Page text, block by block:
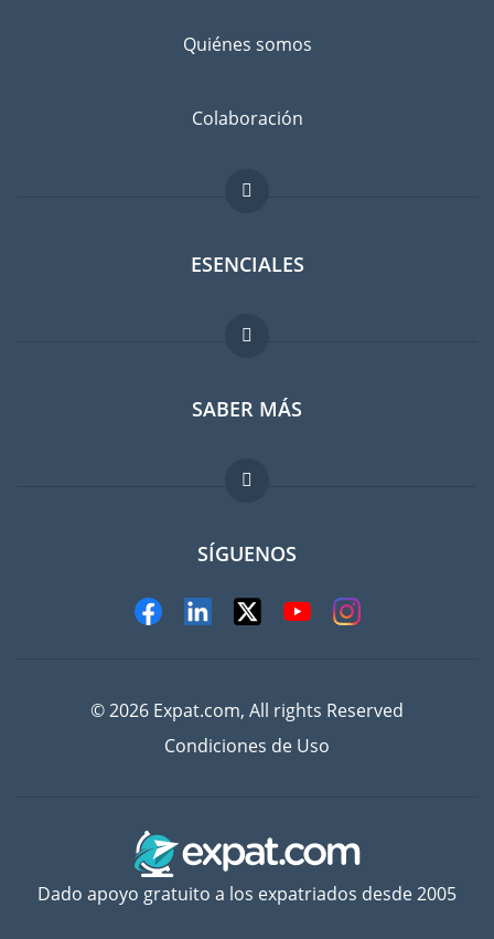
bien: ¿No sería más barato comprar cosas en Toulouse en
Evitar el riesgo de daños
Quiénes somos
Colaboración
ESENCIALES
Foro para expatriados
Guia para expatriados
Trabajos en el extranjero
SABER MÁS
FAQ
SÍGUENOS
© 2026 Expat.com, All rights Reserved
Condiciones de Uso
Dado apoyo gratuito a los expatriados desde 2005